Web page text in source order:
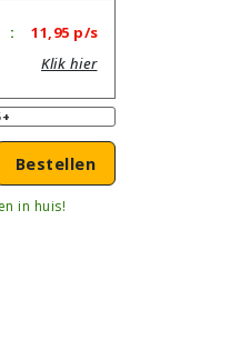
: 11,95 p/s
Klik hier
Bestellen
in huis!